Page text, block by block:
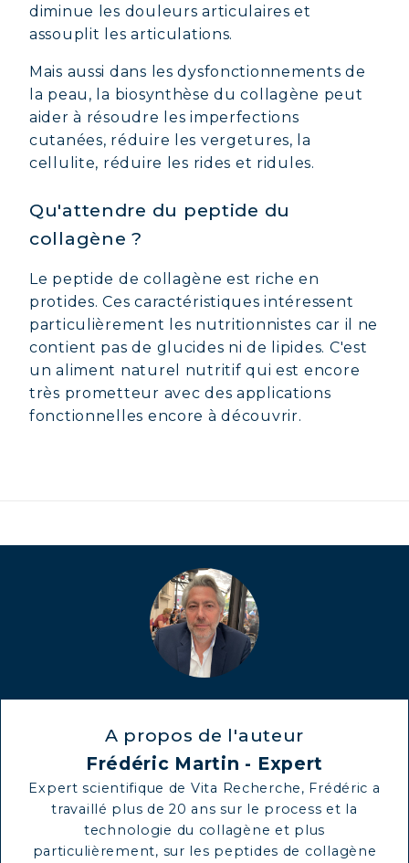
diminue les douleurs articulaires et
assouplit les articulations.
Mais aussi dans les dysfonctionnements de
la peau, la biosynthèse du collagène peut
aider à résoudre les imperfections
cutanées, réduire les vergetures, la
cellulite, réduire les rides et ridules.
Qu'attendre du peptide du
collagène ?
Le peptide de collagène est riche en
protides. Ces caractéristiques intéressent
particulièrement les nutritionnistes car il ne
contient pas de glucides ni de lipides. C'est
un aliment naturel nutritif qui est encore
très prometteur avec des applications
fonctionnelles encore à découvrir.
A propos de l'auteur
Frédéric Martin - Expert
Expert scientifique de Vita Recherche, Frédéric a
travaillé plus de 20 ans sur le process et la
technologie du collagène et plus
particulièrement, sur les peptides de collagène